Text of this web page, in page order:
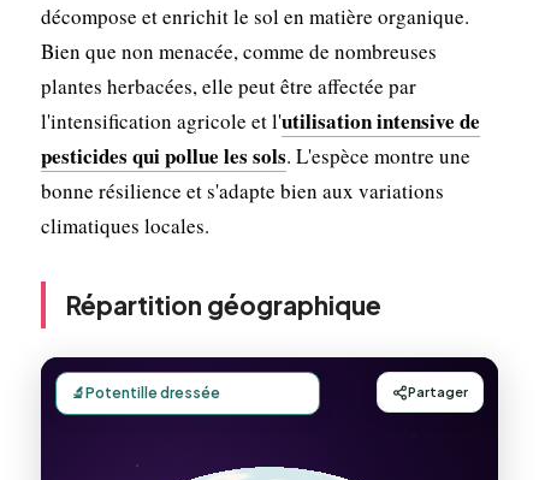
décompose et enrichit le sol en matière organique.
Bien que non menacée, comme de nombreuses
plantes herbacées, elle peut être affectée par
l'intensification agricole et l'utilisation intensive de
pesticides qui pollue les sols. L'espèce montre une
bonne résilience et s'adapte bien aux variations
climatiques locales.
Répartition géographique